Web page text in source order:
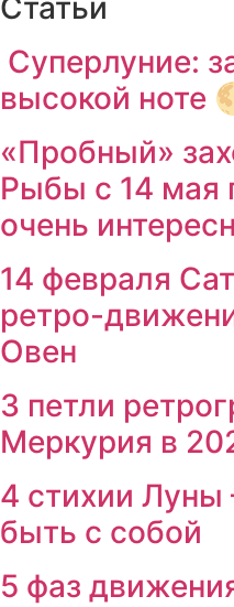
Статьи
Суперлуние:
высокой ноте
«Пробный»
Рыбы с 14 мая
очень
14 февраля
ретро-
Овен
3 петли
Меркурия в
4 стихии
быть с собой
5 фаз